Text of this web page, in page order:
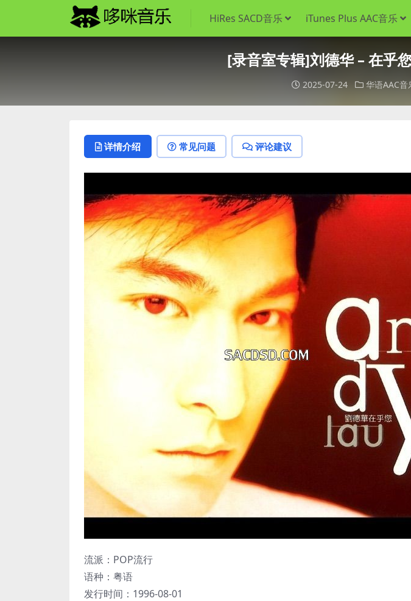
HiRes SACD音乐 iTunes Plus AAC音乐
[录音室专辑]刘德华 – 在乎
2025-07-24 华语AAC音
详情介绍 常见问题 评论建议
流派：POP流行
语种：粤语
发行时间：1996-08-01